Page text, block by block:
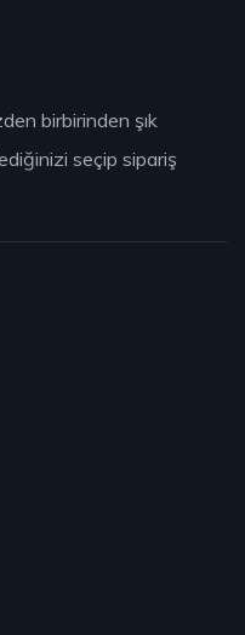
birbirinden şık
seçip sipariş